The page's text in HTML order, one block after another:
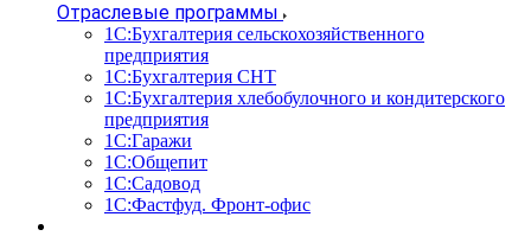
Отраслевые программы
1С:Бухгалтерия сельскохозяйственного
предприятия
1С:Бухгалтерия СНТ
1С:Бухгалтерия хлебобулочного и кондитерского
предприятия
1С:Гаражи
1С:Общепит
1С:Садовод
1С:Фастфуд. Фронт-офис